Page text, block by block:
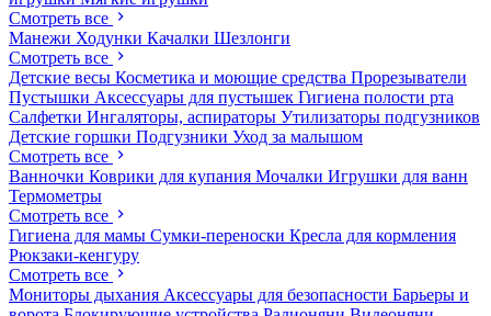
Смотреть все
Манежи Ходунки Качалки Шезлонги
Смотреть все
Детские весы Косметика и моющие средства Прорезыватели
Пустышки Аксессуары для пустышек Гигиена полости рта
Салфетки Ингаляторы, аспираторы Утилизаторы подгузников
Детские горшки Подгузники Уход за малышом
Смотреть все
Ванночки Коврики для купания Мочалки Игрушки для ванн
Термометры
Смотреть все
Гигиена для мамы Сумки-переноски Кресла для кормления
Рюкзаки-кенгуру
Смотреть все
Мониторы дыхания Аксессуары для безопасности Барьеры и